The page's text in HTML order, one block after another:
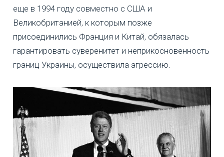
еще в 1994 году совместно с США и
Великобританией, к которым позже
присоединились Франция и Китай, обязалась
гарантировать суверенитет и неприкосновенность
границ Украины, осуществила агрессию.